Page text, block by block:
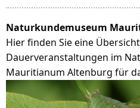
Naturkundemuseum
Hier finden Sie eine
Dauerveranstaltungen im
Mauritianum Altenburg für